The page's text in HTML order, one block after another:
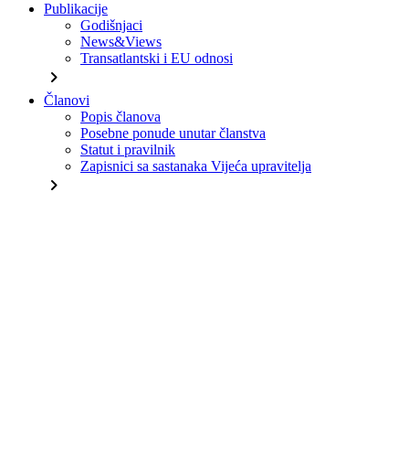
Publikacije
Godišnjaci
News&Views
Transatlantski i EU odnosi
chevron_right
Članovi
Popis članova
Posebne ponude unutar članstva
Statut i pravilnik
Zapisnici sa sastanaka Vijeća upravitelja
chevron_right